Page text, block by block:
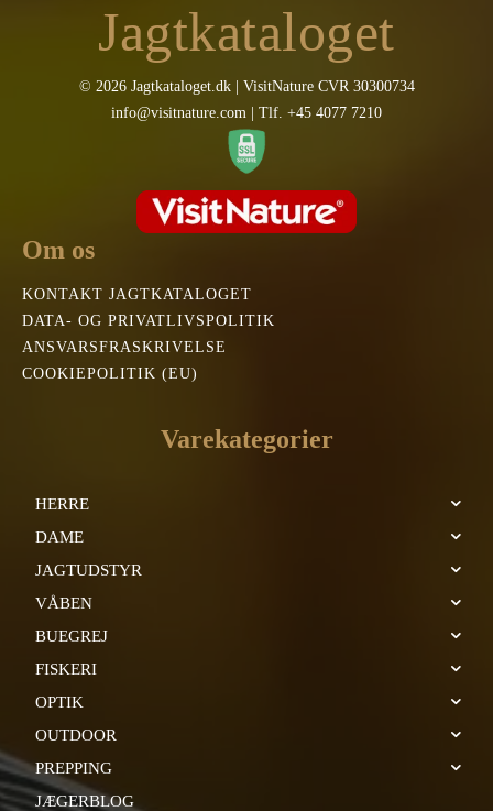
Jagtkataloget
© 2026 Jagtkataloget.dk | VisitNature CVR 30300734
info@visitnature.com | Tlf. +45 4077 7210
Om os
KONTAKT JAGTKATALOGET
DATA- OG PRIVATLIVSPOLITIK
ANSVARSFRASKRIVELSE
COOKIEPOLITIK (EU)
Varekategorier
HERRE
DAME
JAGTUDSTYR
VÅBEN
BUEGREJ
FISKERI
OPTIK
OUTDOOR
PREPPING
JÆGERBLOG